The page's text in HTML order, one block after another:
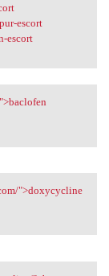
escort
escort
">doxycycline